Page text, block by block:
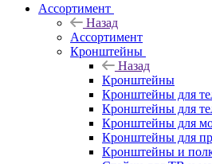
Ассортимент
Назад
Ассортимент
Кронштейны
Назад
Кронштейны
Кронштейны для
Кронштейны для
Кронштейны для
Кронштейны для
Кронштейны и